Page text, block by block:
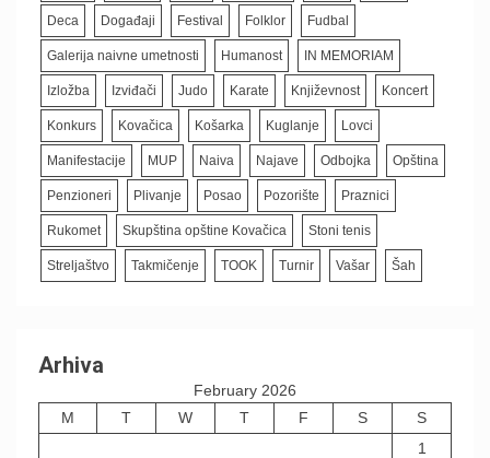
Deca Događaji Festival Folklor Fudbal
Galerija naivne umetnosti Humanost IN MEMORIAM
Izložba Izviđači Judo Karate Književnost Koncert
Konkurs Kovačica Košarka Kuglanje Lovci
Manifestacije MUP Naiva Najave Odbojka Opština
Penzioneri Plivanje Posao Pozorište Praznici
Rukomet Skupština opštine Kovačica Stoni tenis
Streljaštvo Takmičenje TOOK Turnir Vašar Šah
Arhiva
February 2026
M
T W T F S
S
1